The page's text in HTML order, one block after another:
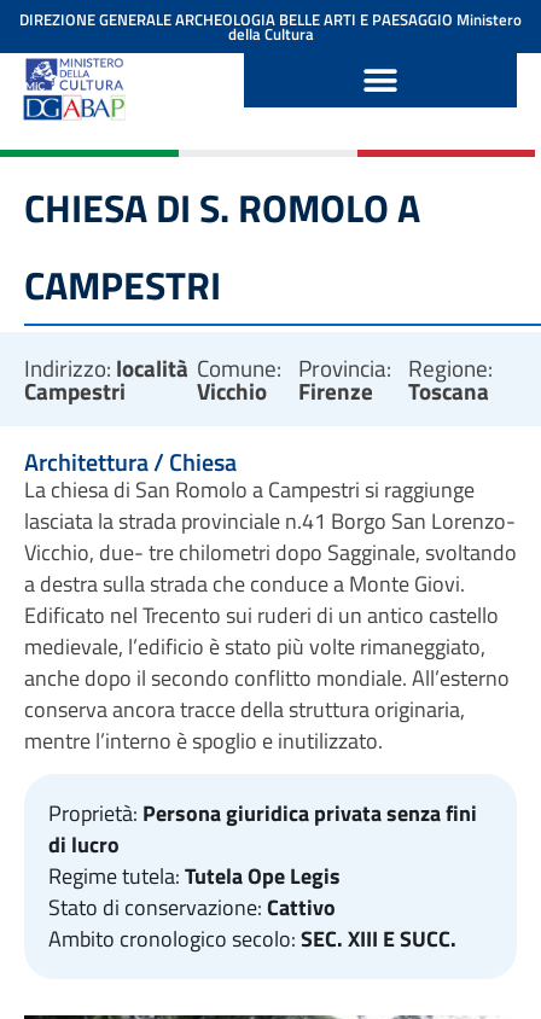
contenuto
DIREZIONE GENERALE ARCHEOLOGIA BELLE ARTI E PAESAGGIO Ministero
della Cultura
CHIESA DI S. ROMOLO A
CAMPESTRI
Indirizzo: località
Campestri
Comune:
Vicchio
Provincia:
Firenze
Regione:
Toscana
Architettura / Chiesa
La chiesa di San Romolo a Campestri si raggiunge
lasciata la strada provinciale n.41 Borgo San Lorenzo-
Vicchio, due- tre chilometri dopo Sagginale, svoltando
a destra sulla strada che conduce a Monte Giovi.
Edificato nel Trecento sui ruderi di un antico castello
medievale, l’edificio è stato più volte rimaneggiato,
anche dopo il secondo conflitto mondiale. All’esterno
conserva ancora tracce della struttura originaria,
mentre l’interno è spoglio e inutilizzato.
Proprietà: Persona giuridica privata senza fini
di lucro
Regime tutela:Tutela Ope Legis
Stato di conservazione:Cattivo
Ambito cronologico secolo:SEC. XIII E SUCC.